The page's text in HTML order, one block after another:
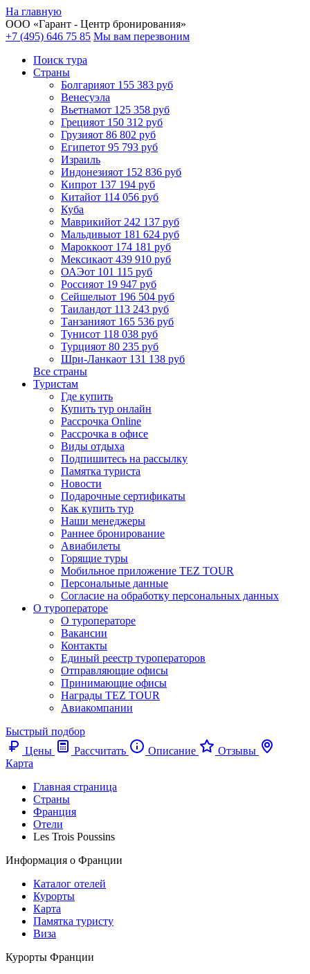
На главную
ООО «Гарант - Центр бронирования»
+7 (495) 646 75 85 Мы вам перезвоним
Поиск тура
Cтраны
Болгарияот 155 383 руб
Венесуэла
Вьетнамот 125 358 руб
Грецияот 150 312 руб
Грузияот 86 802 руб
Египетот 95 793 руб
Израиль
Индонезияот 152 836 руб
Кипрот 137 194 руб
Китайот 114 056 руб
Куба
Маврикийот 242 137 руб
Мальдивыот 181 624 руб
Мароккоот 174 181 руб
Мексикаот 439 910 руб
ОАЭот 101 115 руб
Россияот 19 947 руб
Сейшелыот 196 504 руб
Таиландот 113 243 руб
Танзанияот 165 536 руб
Тунисот 118 038 руб
Турцияот 80 235 руб
Шри-Ланкаот 131 138 руб
Все страны
Туристам
Где купить
Купить тур онлайн
Рассрочка Online
Рассрочка в офисе
Виды отдыха
Подпишитесь на рассылку
Памятка туриста
Новости
Подарочные сертификаты
Как купить тур
Наши менеджеры
Раннее бронирование
Авиабилеты
Горящие туры
Мобильное приложение TEZ TOUR
Персональные данные
Согласие на обработку персональных данных
О туроператоре
О туроператоре
Вакансии
Контакты
Единый реестр туроператоров
Отправляющие офисы
Принимающие офисы
Награды TEZ TOUR
Авиакомпании
Быстрый подбор
Цены
Рассчитать Описание
Отзывы
Карта
Главная страница
Cтраны
Франция
Отели
Les Trois Poussins
Информация о Франции
Каталог отелей
Курорты
Карта
Памятка туристу
Виза
Курорты Франции